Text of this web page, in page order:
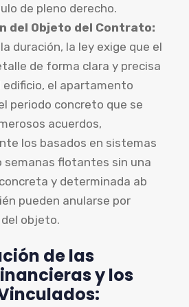
de pleno derecho.
del Objeto del Contrato:
duración, la ley exige que el
de forma clara y precisa
edificio, el apartamento
periodo concreto que se
acuerdos,
los basados en sistemas
semanas flotantes sin una
y determinada ab
pueden anularse por
objeto.
de las
y los